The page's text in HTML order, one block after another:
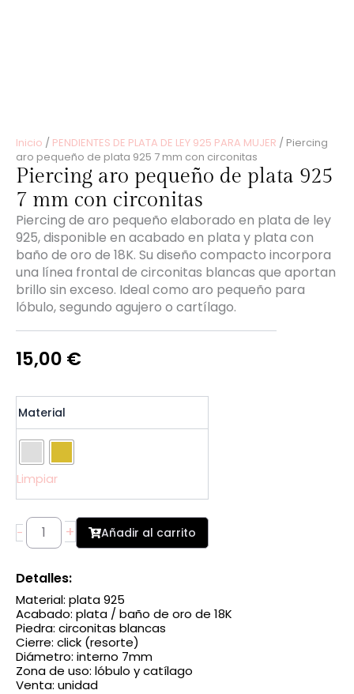
Inicio / PENDIENTES DE PLATA DE LEY 925 PARA MUJER / Piercing
aro pequeño de plata 925 7 mm con circonitas
Piercing aro pequeño de plata 925
7 mm con circonitas
Piercing de aro pequeño elaborado en plata de ley
925, disponible en acabado en plata y plata con
baño de oro de 18K. Su diseño compacto incorpora
una línea frontal de circonitas blancas que aportan
brillo sin exceso. Ideal como aro pequeño para
lóbulo, segundo agujero o cartílago.
15,00 €
Material
Limpiar
-
aro
pequeño
plata
925
7
mm
con
circonitas
+ Añadir al carrito
Detalles:
Material: plata 925
Acabado: plata / baño de oro de 18K
Piedra: circonitas blancas
Cierre: click (resorte)
Diámetro: interno 7mm
Zona de uso: lóbulo y catílago
Venta: unidad